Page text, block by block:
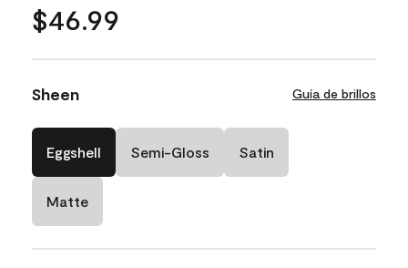
$46.99
Sheen Guía de brillos
Eggshell Semi-Gloss Satin
Matte